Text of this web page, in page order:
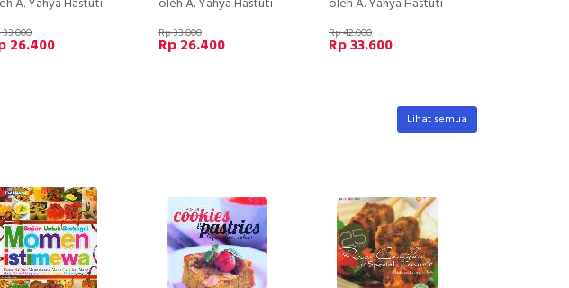
26.400
Rp 33.000
Rp 26.400
Rp 42.000
Rp 33.600
Lihat semua